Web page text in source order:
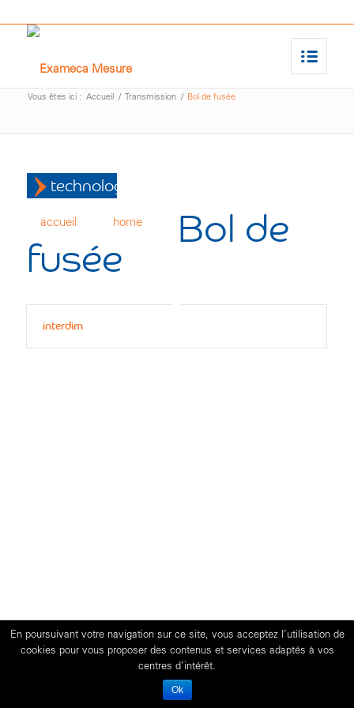
Vous êtes ici : Accueil / Transmission / Bol de fusée
technologies
accueil home Bol de
fusée
interdim
En poursuivant votre navigation sur ce site, vous acceptez l’utilisation de
cookies pour vous proposer des contenus et services adaptés à vos
centres d’intérêt.
Ok